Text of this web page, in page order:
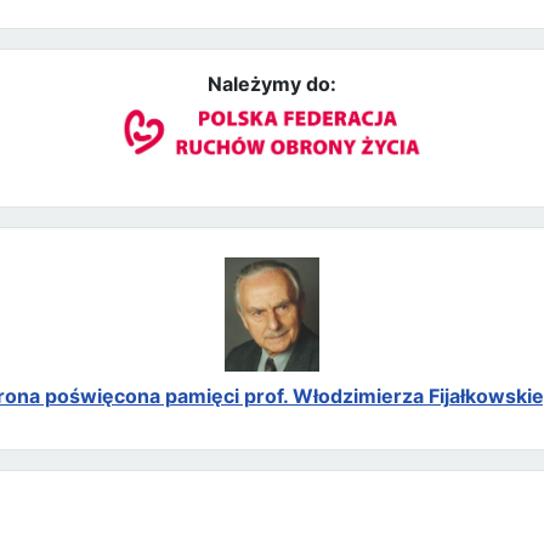
Należymy do:
poświęcona pamięci prof. Włodzimierza